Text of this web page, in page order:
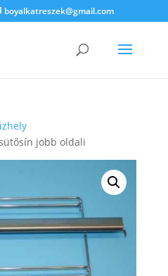
boyalkatreszek@gmail.com
jobb oldali